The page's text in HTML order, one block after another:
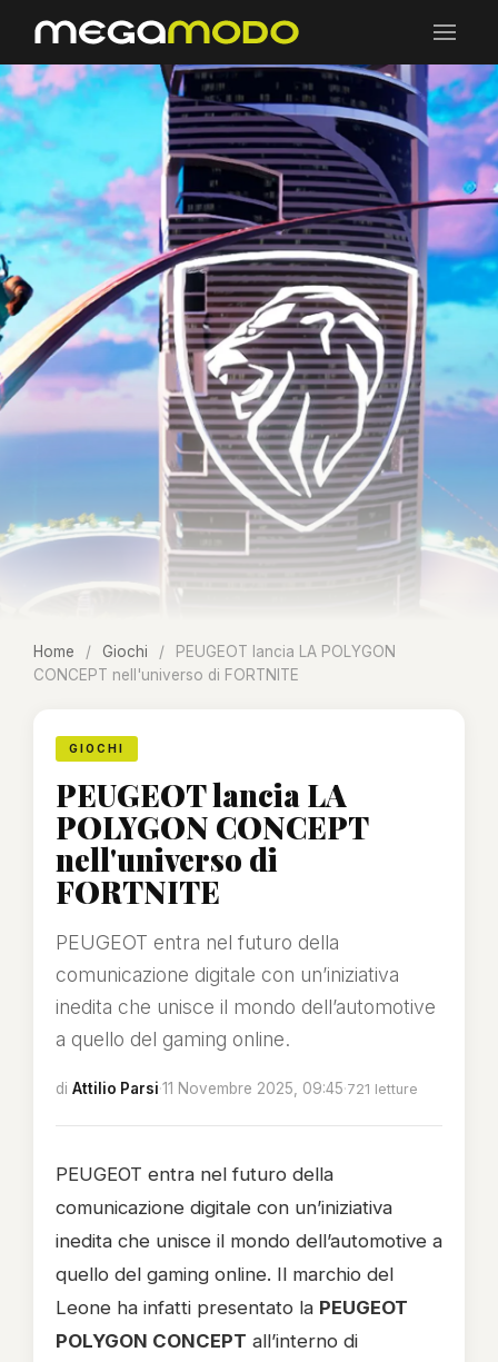
Home / Giochi /
PEUGEOT lancia LA POLYGON
CONCEPT nell'universo di FORTNITE
GIOCHI
PEUGEOT lancia LA
POLYGON CONCEPT
nell'universo di
FORTNITE
PEUGEOT entra nel futuro della
comunicazione digitale con un’iniziativa
inedita che unisce il mondo dell’automotive
a quello del gaming online.
di Attilio Parsi·11 Novembre 2025, 09:45·721 letture
PEUGEOT entra nel futuro della
comunicazione digitale con un’iniziativa
inedita che unisce il mondo dell’automotive a
quello del gaming online. Il marchio del
Leone ha infatti presentato la PEUGEOT
POLYGON CONCEPT all’interno di